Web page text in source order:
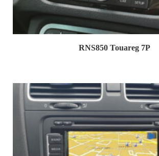
RNS850 Touareg 7P